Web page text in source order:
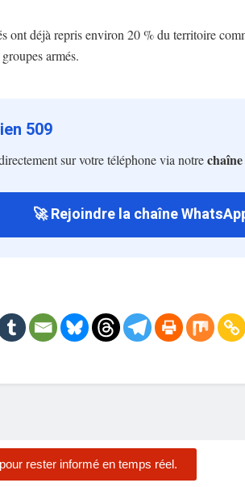
ont déjà repris environ 20 % du territoire
armés.
509
sur votre téléphone via notre
🚀 Rejoindre la chaîne
rester informé en temps réel.